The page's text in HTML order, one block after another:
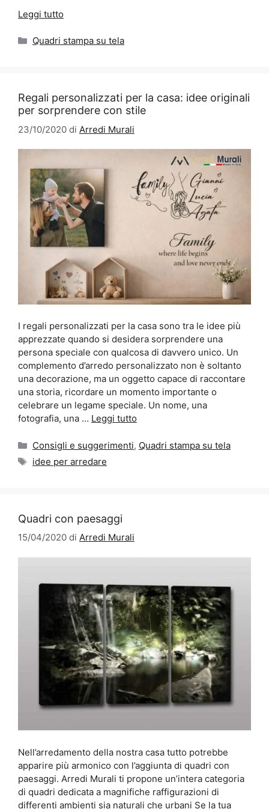
Leggi tutto
Categorie
Quadri stampa su tela
Regali personalizzati per la casa: idee originali
per sorprendere con stile
23/10/2020 di Arredi Murali
I regali personalizzati per la casa sono tra le idee più
apprezzate quando si desidera sorprendere una
persona speciale con qualcosa di davvero unico. Un
complemento d’arredo personalizzato non è soltanto
una decorazione, ma un oggetto capace di raccontare
una storia, ricordare un momento importante o
celebrare un legame speciale. Un nome, una
fotografia, una … Leggi tutto
Categorie
Consigli e suggerimenti, Quadri stampa su tela
Tag
idee per arredare
Quadri con paesaggi
15/04/2020 di Arredi Murali
Nell’arredamento della nostra casa tutto potrebbe
apparire più armonico con l’aggiunta di quadri con
paesaggi. Arredi Murali ti propone un’intera categoria
di quadri dedicata a magnifiche raffigurazioni di
differenti ambienti sia naturali che urbani Se la tua